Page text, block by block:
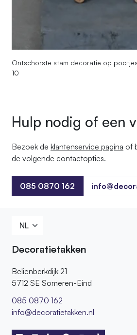
Ontschorste stam decoratie op
10
Hulp nodig of een
Bezoek de klantenservice pagina of
de volgende contactopties.
085 0870 162
085 0870 162
Decoratietakken
Beliënberkdijk 21
5712 SE Someren-Eind
085 0870 162
info@decoratietakken.nl